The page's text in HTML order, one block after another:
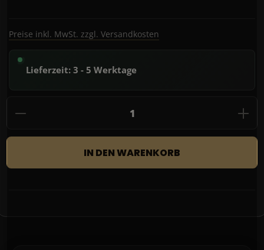
Preise inkl. MwSt. zzgl. Versandkosten
Lieferzeit: 3 - 5 Werktage
Produkt Anzahl: Gib den gewünschten
IN DEN WARENKORB